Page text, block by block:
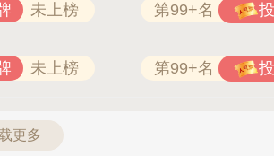
未上榜 第99+名
未上榜 第99+名
更多